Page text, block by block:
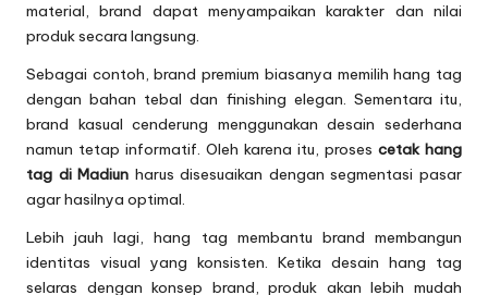
material, brand dapat menyampaikan karakter dan nilai
produk secara langsung.
Sebagai contoh, brand premium biasanya memilih hang tag
dengan bahan tebal dan finishing elegan. Sementara itu,
brand kasual cenderung menggunakan desain sederhana
namun tetap informatif. Oleh karena itu, proses cetak hang
tag di Madiun harus disesuaikan dengan segmentasi pasar
agar hasilnya optimal.
Lebih jauh lagi, hang tag membantu brand membangun
identitas visual yang konsisten. Ketika desain hang tag
selaras dengan konsep brand, produk akan lebih mudah